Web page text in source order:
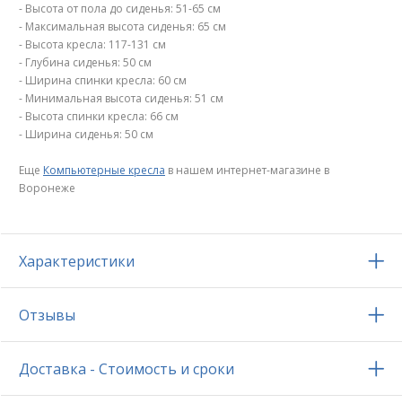
- Высота от пола до сиденья: 51-65 см
- Максимальная высота сиденья: 65 см
- Высота кресла: 117-131 см
- Глубина сиденья: 50 см
- Ширина спинки кресла: 60 см
- Минимальная высота сиденья: 51 см
- Высота спинки кресла: 66 см
- Ширина сиденья: 50 см
Еще Компьютерные кресла в нашем интернет-магазине в
Воронеже
Характеристики
Отзывы
Доставка - Стоимость и сроки